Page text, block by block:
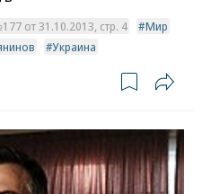
от 31.10.2013, стр. 4
Мир
Украина